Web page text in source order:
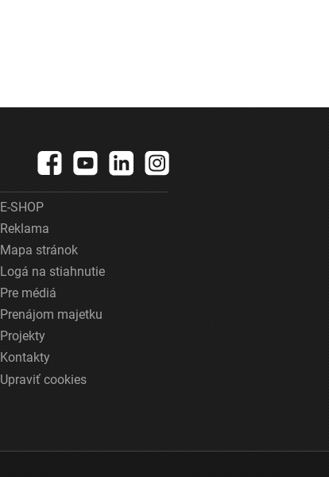
E-SHOP
Reklama
Mapa stránok
Logá na stiahnutie
Pre médiá
Prenájom majetku
Projekty
Kontakty
Upraviť cookies